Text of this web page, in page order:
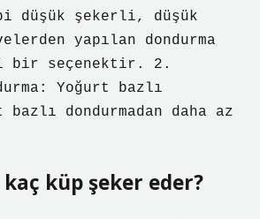
düşük şekerli, düşük
yapılan dondurma
seçenektir. 2.
Yoğurt bazlı
bazlı dondurmadan daha az
küp şeker eder?